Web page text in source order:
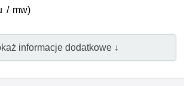
/ mw)
informacje dodatkowe ↓